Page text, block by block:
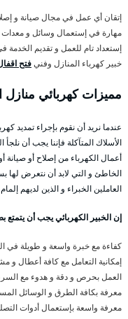
إتقان أي عمل في مجال صيانة و
مهارة في إستعمال وسائل و معدات
إستعداد تام للعمل و تقديم
خبير كهرباء المنازل وفنيفتح
مميزات كهربائي منازل
عندما نريد أن نقوم بإجراء تمديد
الأسلاك المتآكلة فإننا يجب أن
أعمال الكهرباء من إصلاح أو صيانة
الخاطئ و التي لابد أن نتعرض لها
العاملين الخبراء و الذين لديهم
إن الخبير الكهربائي يجب أن يتمتع
كفاءة مع خبرة واسعة و طويلة في
إمكانية التعامل مع كافة أعطال و
العمل بحرص و دقة و هدوء مع
معرفة بكافة الطرق و الوسائل
معرفة واسعة بإستعمال أدوات